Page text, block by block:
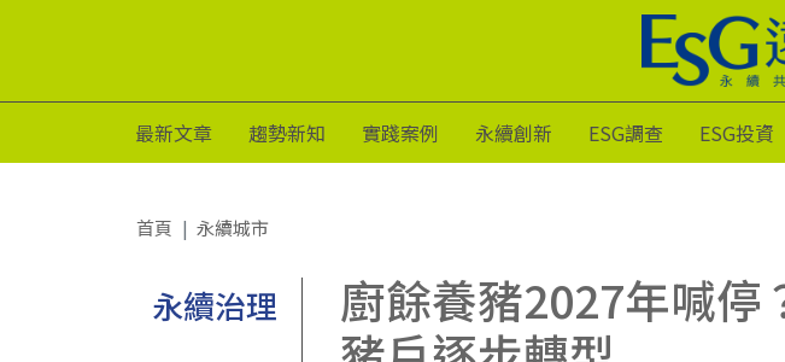
最新文章 趨勢新知 實踐案例 永續創新 ESG調查 ESG投資
首頁 永續城市
永續治理
廚餘養豬2027年喊